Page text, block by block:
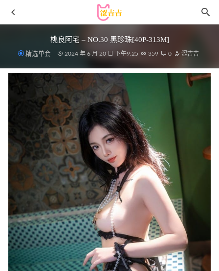
桃良阿宅 – NO.30 黑珍珠[40P-313M]
精选单套 2024 年 6 月 20 日 下午9:25 359 0 涩吉吉
[Xiuren秀人网]2024.08.09 NO.8993 幼幼[74+1P/637MB]
2025-04-03
Ligui丽柜 – 2020.11.04《香浴名莲》汐汐[57P59M]
2022-11-
[Xiuren秀人网]2025.06.06 NO.10376 袁圆[72+1P/738MB]
[XIUREN秀人网]2022.09.15 VOL.5591 顾乔楠Cora[89+1P／
916MB] 2023-01-14
星之迟迟 – NO.288 2026年04月计划 Nikke胜利女神 爱德·特
务兔女郎 [49P-515MB] 2026-05-16